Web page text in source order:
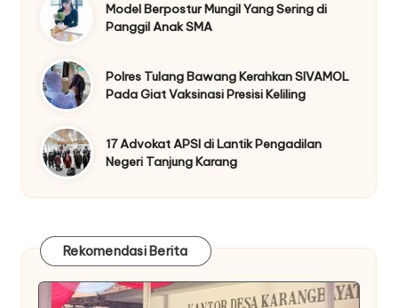
Model Berpostur Mungil Yang Sering di
Panggil Anak SMA
Polres Tulang Bawang Kerahkan SIVAMOL
Pada Giat Vaksinasi Presisi Keliling
17 Advokat APSI di Lantik Pengadilan
Negeri Tanjung Karang
Rekomendasi Berita